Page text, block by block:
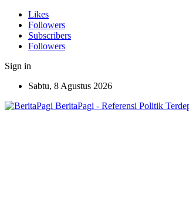
Likes
Followers
Subscribers
Followers
Sign in
Sabtu, 8 Agustus 2026
BeritaPagi - Referensi Politik